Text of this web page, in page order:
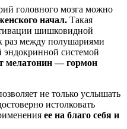
головного мозга можно
начал. Такая
шишковидной
раз между полушариями
эндокринной системой
мелатонин — гормон
не только услышать
истолковать
ее на благо себя и